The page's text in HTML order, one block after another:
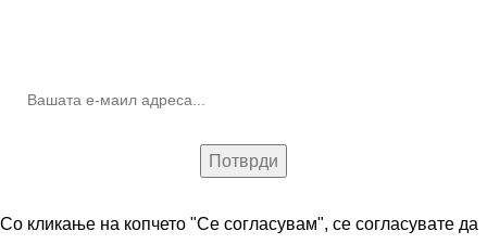
Со кликање на копчето "Се согласувам", се согласувате да